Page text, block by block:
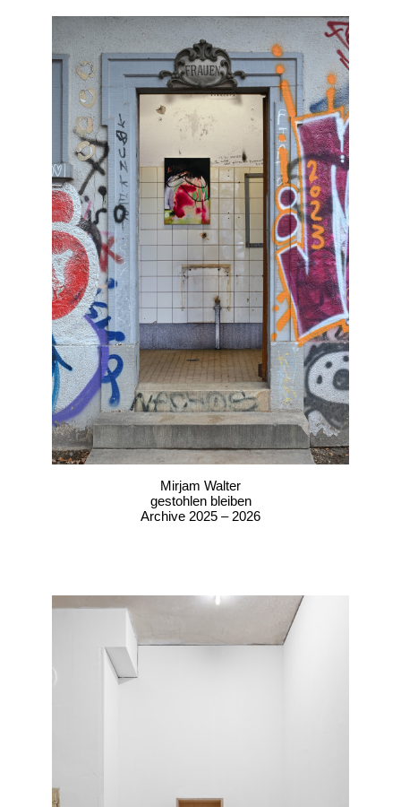
Mirjam Walter
gestohlen bleiben
Archive 2025 – 2026